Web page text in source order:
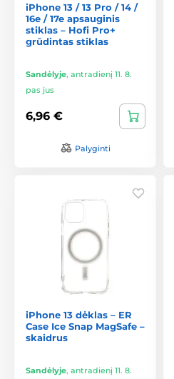
iPhone 13 / 13 Pro / 14 /
16e / 17e apsauginis
stiklas – Hofi Pro+
grūdintas stiklas
Sandėlyje, antradienį 11. 8.
pas jus
6,96 €
Palyginti
iPhone 13 dėklas – ER
Case Ice Snap MagSafe –
skaidrus
Sandėlyje, antradienį 11. 8.